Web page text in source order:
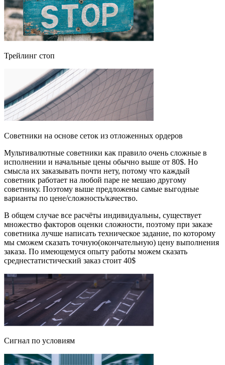
Трейлинг стоп
Советники на основе сеток из отложенных ордеров
Мультивалютные советники как правило очень сложные в
исполнении и начальные цены обычно выше от 80$. Но
смысла их заказывать почти нету, потому что каждый
советник работает на любой паре не мешаю другому
советнику. Поэтому выше предложены самые выгодные
варианты по цене/сложность/качество.
В общем случае все расчёты индивидуальны, существует
множество факторов оценки сложности, поэтому при заказе
советника лучше написать техническое задание, по которому
мы сможем сказать точную(окончательную) цену выполнения
заказа. По имеющемуся опыту работы можем сказать
среднестатистический заказ стоит 40$
Cигнал по условиям